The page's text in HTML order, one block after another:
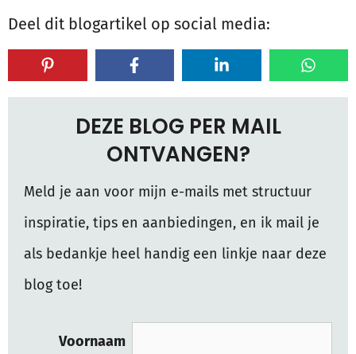
Deel dit blogartikel op social media:
DEZE BLOG PER MAIL
ONTVANGEN?
Meld je aan voor mijn e-mails met structuur
inspiratie, tips en aanbiedingen, en ik mail je
als bedankje heel handig een linkje naar deze
blog toe!
Voornaam